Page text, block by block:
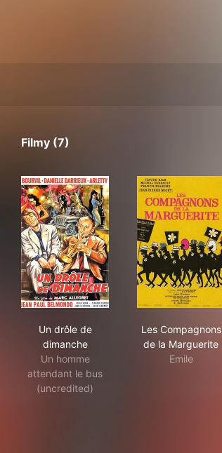
Filmy (7)
Un drôle de
dimanche
Un homme
attendant le bus
(uncredited)
Les Compagnons
de la Marguerite
Emile